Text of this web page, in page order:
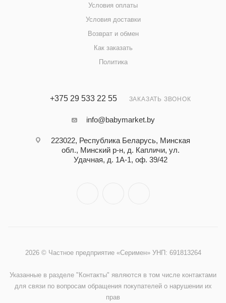
Условия оплаты
Условия доставки
Возврат и обмен
Как заказать
Политика
+375 29 533 22 55 ЗАКАЗАТЬ ЗВОНОК
info@babymarket.by
223022, Республика Беларусь, Минская
обл., Минский р-н, д. Капличи, ул.
Удачная, д. 1А-1, оф. 39/42
2026 © Частное предприятие «Серимен» УНП: 691813264
Указанные в разделе "Контакты" являются в том числе контактами
для связи по вопросам обращения покупателей о нарушении их
прав